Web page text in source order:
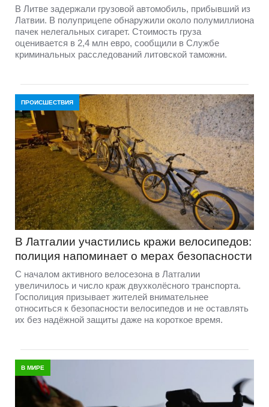
В Литве задержали грузовой автомобиль, прибывший из
Латвии. В полуприцепе обнаружили около полумиллиона
пачек нелегальных сигарет. Стоимость груза
оценивается в 2,4 млн евро, сообщили в Службе
криминальных расследований литовской таможни.
ПРОИСШЕСТВИЯ
В Латгалии участились кражи велосипедов:
полиция напоминает о мерах безопасности
С началом активного велосезона в Латгалии
увеличилось и число краж двухколёсного транспорта.
Госполиция призывает жителей внимательнее
относиться к безопасности велосипедов и не оставлять
их без надёжной защиты даже на короткое время.
В МИРЕ